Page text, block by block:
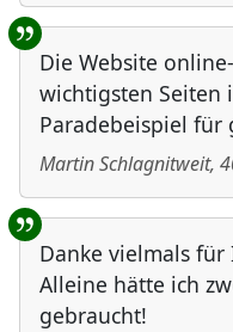
Die Website
wichtigsten Seiten
Paradebeispiel
Martin Schlagnitweit,
Danke vielmals
Alleine hätte ich
gebraucht!